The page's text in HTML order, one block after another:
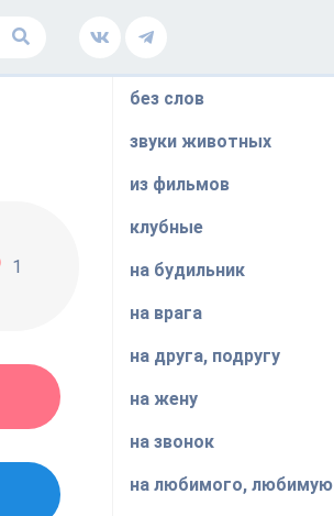
1
без слов
звуки животных
из фильмов
клубные
на будильник
на врага
на друга, подругу
на жену
на звонок
на любимого, любимую